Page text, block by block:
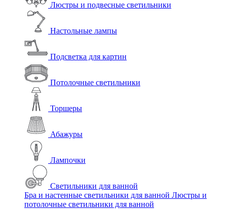
Люстры и подвесные светильники
Настольные лампы
Подсветка для картин
Потолочные светильники
Торшеры
Абажуры
Лампочки
Светильники для ванной
Бра и настенные светильники для ванной Люстры и
потолочные светильники для ванной